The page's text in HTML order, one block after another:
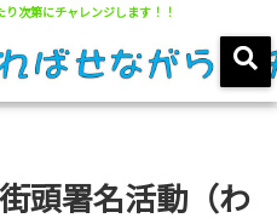
次第にチャレンジします！！
頭署名活動（わ